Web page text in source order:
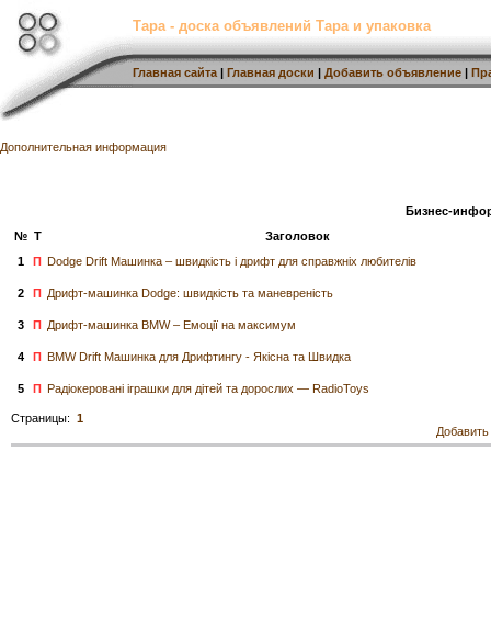
Тара - доска объявлений Тара и упаковка
Главная сайта | Главная доски | Добавить объявление |
Дополнительная информация
Бизнес-
№ Т
Заголовок
1
П Dodge Drift Машинка – швидкість і дрифт для справжніх любителів
2 П Дрифт-машинка Dodge: швидкість та маневреність
3 П Дрифт-машинка BMW – Емоції на максимум
4 П BMW Drift Машинка для Дрифтингу - Якісна та Швидка
5 П Радіокеровані іграшки для дітей та дорослих — RadioToys
Страницы: 1